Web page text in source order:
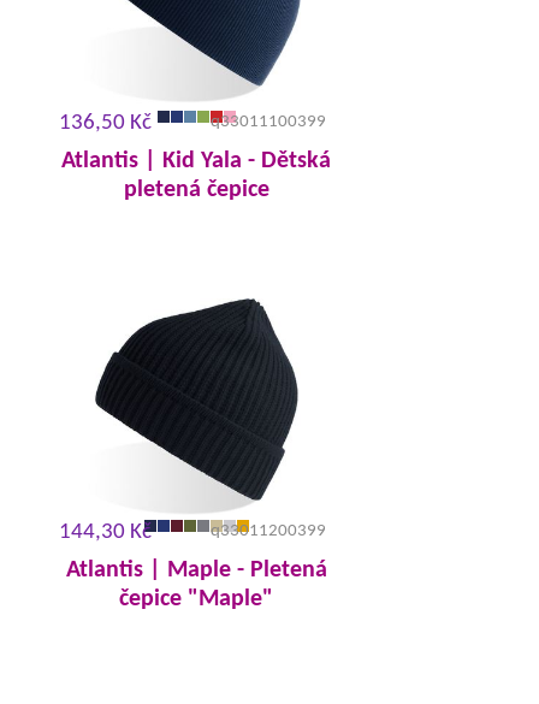
136,50 Kč q33011100399
Atlantis | Kid Yala - Dětská
pletená čepice
144,30 Kč q33011200399
Atlantis | Maple - Pletená
čepice "Maple"